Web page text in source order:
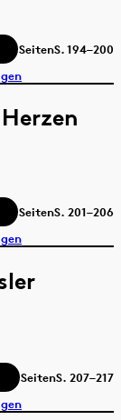
SeitenS.194–200
SeitenS. 201–206
SeitenS. 207–217